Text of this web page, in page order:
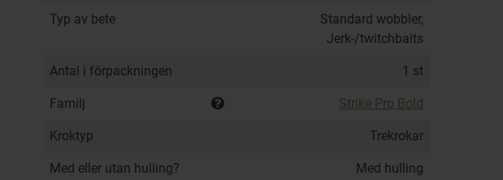
Typ av bete
Standard wobbler,
Jerk-/twitchbaits
Antal i förpackningen 1 st
Familj Strike Pro Bold
Kroktyp Trekrokar
Med eller utan hulling? Med hulling